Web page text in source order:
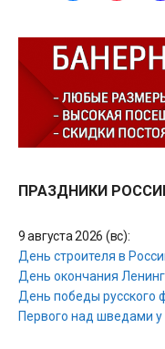
ПРАЗДНИКИ
9 августа 2026 (вс):
День строителя в
День окончания
День победы русского
Первого над шведами у